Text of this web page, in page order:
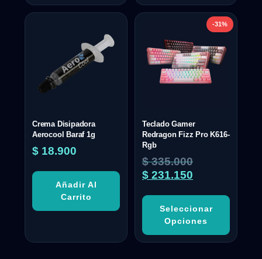
Crema Disipadora
Aerocool Baraf 1g
$ 18.900
Añadir Al
Carrito
-31%
Teclado Gamer
Redragon Fizz Pro K616-
Rgb
$335.000
$ 231.150
Seleccionar
Opciones